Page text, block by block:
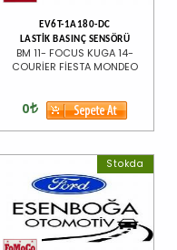
EV6T-1A180-DC
LASTİK BASINÇ SENSÖRÜ
BM 11- FOCUS KUGA 14-
COURİER FİESTA MONDEO
0
Stokda